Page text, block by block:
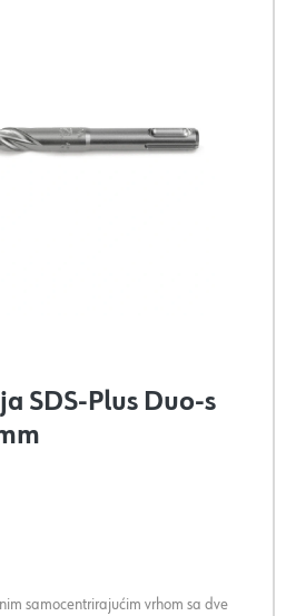
SDS-Plus Duo-s
samocentrirajućim vrhom sa dve